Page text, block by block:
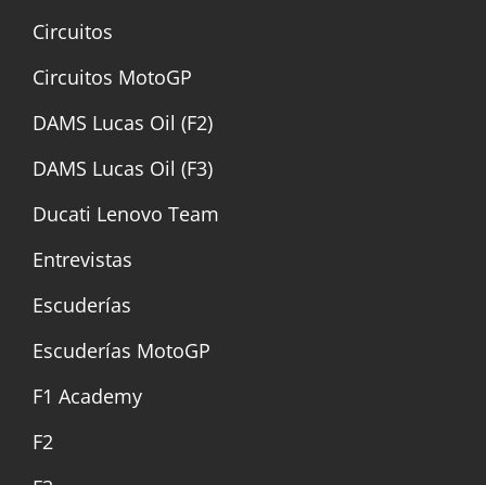
Circuitos
Circuitos MotoGP
DAMS Lucas Oil (F2)
DAMS Lucas Oil (F3)
Ducati Lenovo Team
Entrevistas
Escuderías
Escuderías MotoGP
F1 Academy
F2